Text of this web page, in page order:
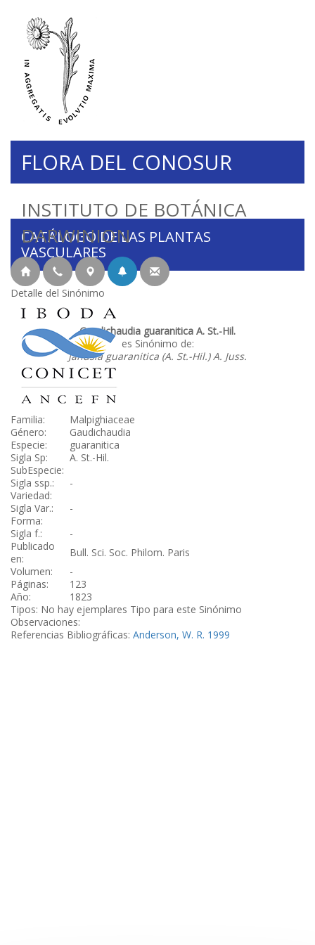
INSTITUTO DE BOTÁNICA
DARWINION
FLORA DEL CONOSUR
CATÁLOGO DE LAS PLANTAS
VASCULARES
Detalle del Sinónimo
Gaudichaudia guaranitica A. St.-Hil.
es Sinónimo de:
Janusia guaranitica (A. St.-Hil.) A. Juss.
Familia:
Malpighiaceae
Género:
Gaudichaudia
Especie:
guaranitica
Sigla Sp:
A. St.-Hil.
SubEspecie:
Sigla ssp.:
-
Variedad:
Sigla Var.:
-
Forma:
Sigla f.:
-
Publicado
en:
Bull. Sci. Soc. Philom. Paris
Volumen:
-
Páginas:
123
Año:
1823
Tipos: No hay ejemplares Tipo para este Sinónimo
Observaciones:
Referencias Bibliográficas: Anderson, W. R. 1999